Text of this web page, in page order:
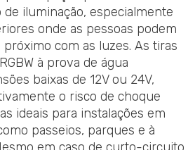
iluminação, especialmente
onde as pessoas podem
com as luzes. As tiras
à prova de água
baixas de 12V ou 24V,
o risco de choque
ideais para instalações em
passeios, parques e à